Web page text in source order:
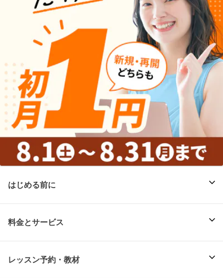
はじめる前に
料金とサービス
レッスン予約・教材